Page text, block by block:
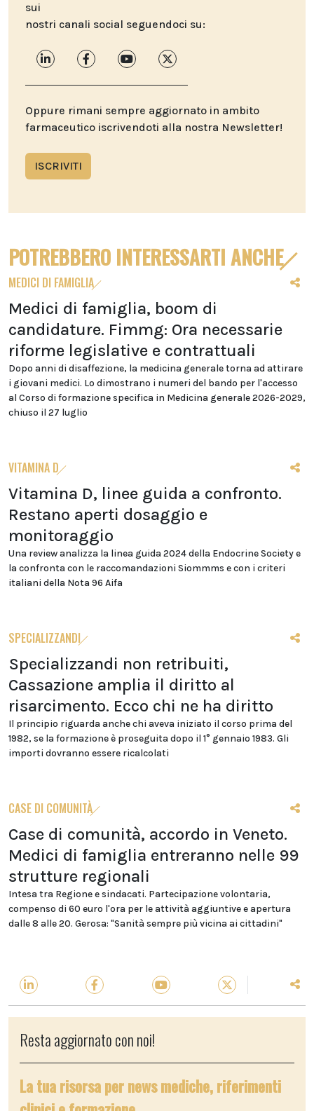
sui
nostri canali social seguendoci su:
Oppure rimani sempre aggiornato in ambito
farmaceutico iscrivendoti alla nostra Newsletter!
ISCRIVITI
POTREBBERO INTERESSARTI ANCHE
MEDICI DI FAMIGLIA
Medici di famiglia, boom di
candidature. Fimmg: Ora necessarie
riforme legislative e contrattuali
Dopo anni di disaffezione, la medicina generale torna ad attirare
i giovani medici. Lo dimostrano i numeri del bando per l'accesso
al Corso di formazione specifica in Medicina generale 2026-2029,
chiuso il 27 luglio
VITAMINA D
Vitamina D, linee guida a confronto.
Restano aperti dosaggio e
monitoraggio
Una review analizza la linea guida 2024 della Endocrine Society e
la confronta con le raccomandazioni Siommms e con i criteri
italiani della Nota 96 Aifa
SPECIALIZZANDI
Specializzandi non retribuiti,
Cassazione amplia il diritto al
risarcimento. Ecco chi ne ha diritto
Il principio riguarda anche chi aveva iniziato il corso prima del
1982, se la formazione è proseguita dopo il 1° gennaio 1983. Gli
importi dovranno essere ricalcolati
CASE DI COMUNITÀ
Case di comunità, accordo in Veneto.
Medici di famiglia entreranno nelle 99
strutture regionali
Intesa tra Regione e sindacati. Partecipazione volontaria,
compenso di 60 euro l'ora per le attività aggiuntive e apertura
dalle 8 alle 20. Gerosa: "Sanità sempre più vicina ai cittadini"
Resta aggiornato con noi!
La tua risorsa per news mediche, riferimenti